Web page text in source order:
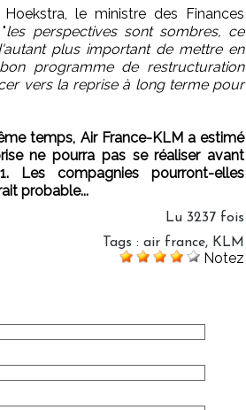
le ministre des Finances
les perspectives sont sombres, ce
plus important de mettre en
programme de restructuration
vers la reprise à long terme pour
temps, Air France-KLM a estimé
ne pourra pas se réaliser avant
Les compagnies pourront-elles
probable...
Lu 3237 fois
Tags : air france, KLM
Notez